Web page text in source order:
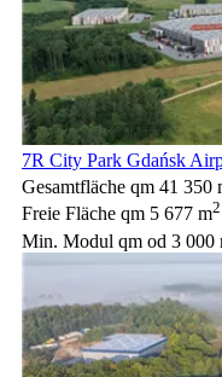
7R City Park Gdańsk
Gesamtfläche qm 41 350
Freie Fläche qm 5 677 m2
Min. Modul qm od 3 000